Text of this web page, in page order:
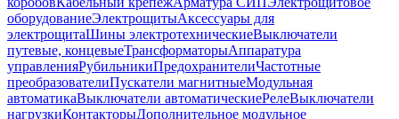
оборудованиеЭлектрощитыАксессуары для
электрощитаШины электротехническиеВыключатели
путевые, концевыеТрансформаторыАппаратура
управленияРубильникиПредохранителиЧастотные
преобразователиПускатели магнитныеМодульная
автоматикаВыключатели автоматическиеРелеВыключатели
нагрузкиКонтакторыДополнительное модульное